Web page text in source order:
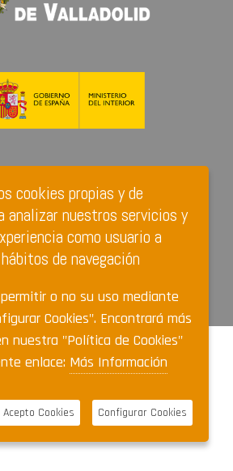
cookies propias y de
analizar nuestros servicios y
como usuario a
de navegación
o no su uso mediante
Cookies". Encontrará más
nuestra "Política de Cookies"
enlace: Más Información
Acepto Cookies Configurar Cookies